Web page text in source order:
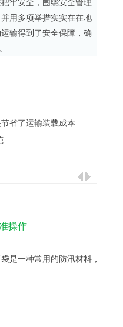
牢安全，围绕安全管理
用多项举措实实在在地
输得到了安全保障，确
省了运输装载成本
操作
是一种常用的防汛材料，用于...